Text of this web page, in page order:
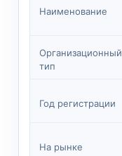
Наименование
Организационный
тип
Год регистрации
На рынке